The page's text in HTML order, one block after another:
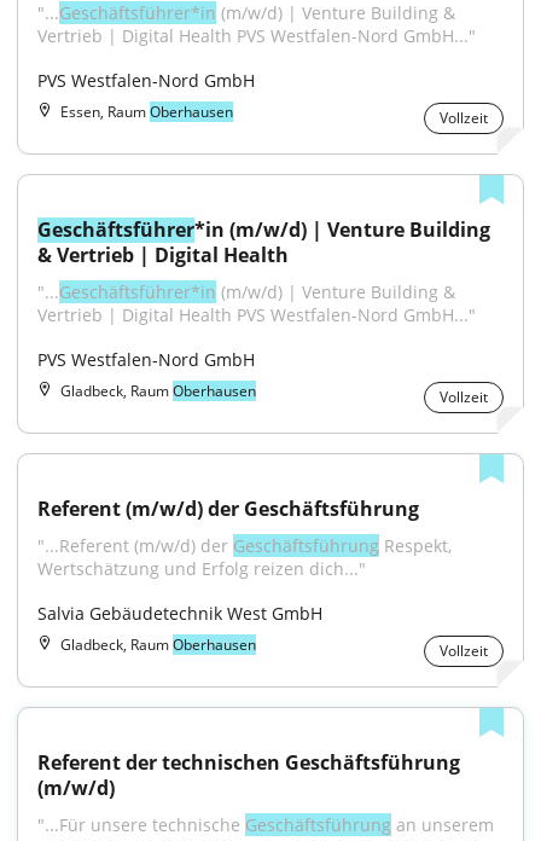
"...Geschäftsführer*in (m/w/d) | Venture Building &
Vertrieb | Digital Health PVS Westfalen-Nord GmbH..."
PVS Westfalen-Nord GmbH
Essen, RaumOberhausen Vollzeit
Geschäftsführer*in (m/w/d) | Venture Building
& Vertrieb | Digital Health
"...Geschäftsführer*in (m/w/d) | Venture Building &
Vertrieb | Digital Health PVS Westfalen-Nord GmbH..."
PVS Westfalen-Nord GmbH
Gladbeck, RaumOberhausen Vollzeit
Referent (m/w/d) der Geschäftsführung
"...Referent (m/w/d) der Geschäftsführung Respekt,
Wertschätzung und Erfolg reizen dich..."
Salvia Gebäudetechnik West GmbH
Gladbeck, RaumOberhausen Vollzeit
Referent der technischen Geschäftsführung
(m/w/d)
"...Für unsere technische Geschäftsführung an unserem